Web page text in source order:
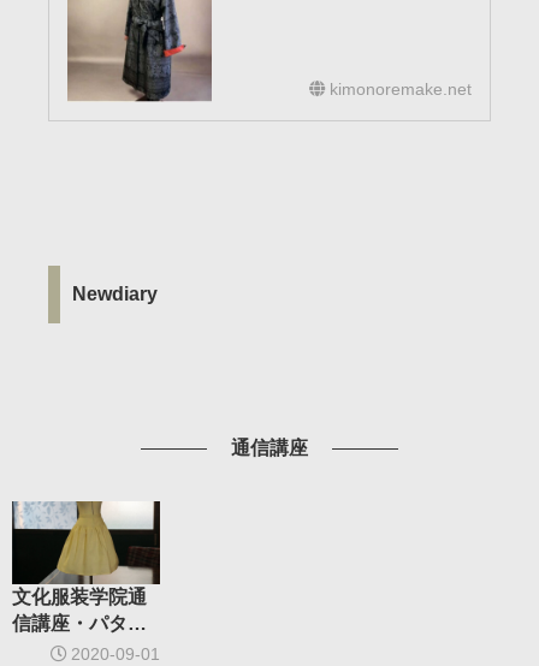
kimonoremake.net
Newdiary
通信講座
文化服装学院通
信講座・パター
ン受講の感想
2020-09-01